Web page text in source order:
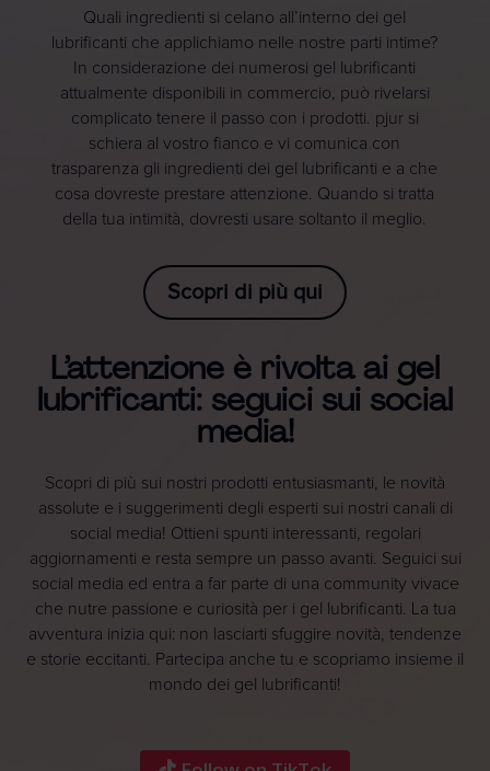
Quali ingredienti si celano all’interno dei gel
lubrificanti che applichiamo nelle nostre parti intime?
In considerazione dei numerosi gel lubrificanti
attualmente disponibili in commercio, può rivelarsi
complicato tenere il passo con i prodotti. pjur si
schiera al vostro fianco e vi comunica con
trasparenza gli ingredienti dei gel lubrificanti e a che
cosa dovreste prestare attenzione. Quando si tratta
della tua intimità, dovresti usare soltanto il meglio.
Scopri di più qui
L’attenzione è rivolta ai gel
lubrificanti: seguici sui social
media!
Scopri di più sui nostri prodotti entusiasmanti, le novità
assolute e i suggerimenti degli esperti sui nostri canali di
social media! Ottieni spunti interessanti, regolari
aggiornamenti e resta sempre un passo avanti. Seguici sui
social media ed entra a far parte di una community vivace
che nutre passione e curiosità per i gel lubrificanti. La tua
avventura inizia qui: non lasciarti sfuggire novità, tendenze
e storie eccitanti. Partecipa anche tu e scopriamo insieme il
mondo dei gel lubrificanti!